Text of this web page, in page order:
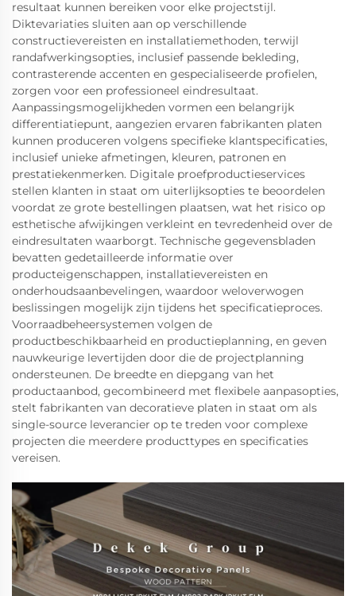
resultaat kunnen bereiken voor elke projectstijl.
Diktevariaties sluiten aan op verschillende
constructievereisten en installatiemethoden, terwijl
randafwerkingsopties, inclusief passende bekleding,
contrasterende accenten en gespecialiseerde profielen,
zorgen voor een professioneel eindresultaat.
Aanpassingsmogelijkheden vormen een belangrijk
differentiatiepunt, aangezien ervaren fabrikanten platen
kunnen produceren volgens specifieke klantspecificaties,
inclusief unieke afmetingen, kleuren, patronen en
prestatiekenmerken. Digitale proefproductieservices
stellen klanten in staat om uiterlijksopties te beoordelen
voordat ze grote bestellingen plaatsen, wat het risico op
esthetische afwijkingen verkleint en tevredenheid over de
eindresultaten waarborgt. Technische gegevensbladen
bevatten gedetailleerde informatie over
producteigenschappen, installatievereisten en
onderhoudsaanbevelingen, waardoor weloverwogen
beslissingen mogelijk zijn tijdens het specificatieproces.
Voorraadbeheersystemen volgen de
productbeschikbaarheid en productieplanning, en geven
nauwkeurige levertijden door die de projectplanning
ondersteunen. De breedte en diepgang van het
productaanbod, gecombineerd met flexibele aanpasopties,
stelt fabrikanten van decoratieve platen in staat om als
single-source leverancier op te treden voor complexe
projecten die meerdere producttypes en specificaties
vereisen.